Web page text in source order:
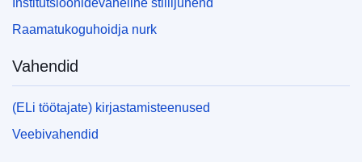
Raamatukoguhoidja nurk
Vahendid
(ELi töötajate) kirjastamisteenused
Veebivahendid